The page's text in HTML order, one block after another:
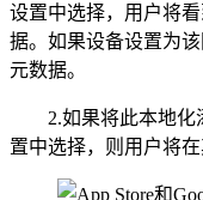
设置中选择，用户将
据。如果设备设置为
元数据。
2.如果将此本地化
置中选择，则用户将